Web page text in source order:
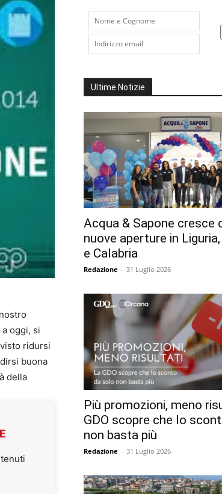
oggi, si
ridursi
buona
della
Ultime Notizie
Acqua & Sapone cresce
nuove aperture in
e Calabria
Redazione - 31 Luglio 2026
Più promozioni, meno
GDO scopre che lo
non basta più
Redazione - 31 Luglio 2026